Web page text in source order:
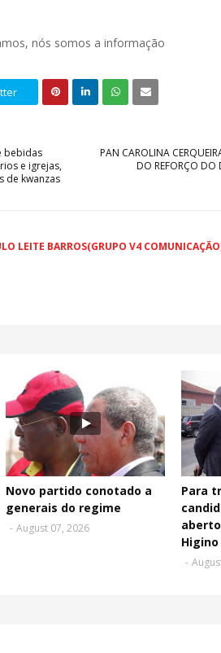
nós somos a informação
PAN CAROLINA
DO REFORÇO DO
bebidas
e igrejas,
de kwanzas
LEITE BARROS(GRUPO V4
Novo partido conotado a
generais do regime
- August 07, 2026
Para
-